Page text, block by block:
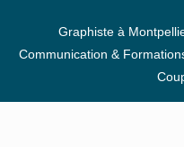
Graphiste à
Communication &